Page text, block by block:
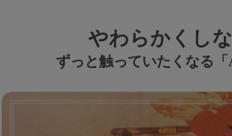
やわらかくしな
ずっと触っていたくなる